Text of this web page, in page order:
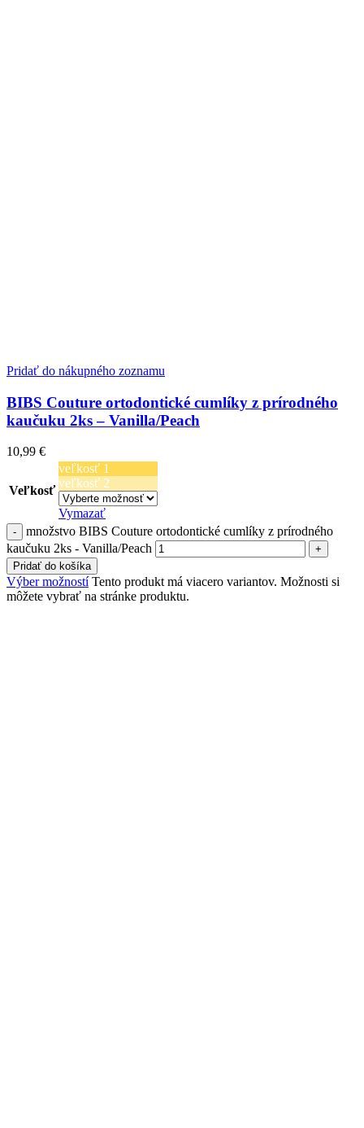
Pridať do nákupného zoznamu
BIBS Couture ortodontické cumlíky z prírodného
kaučuku 2ks – Vanilla/Peach
10,99 €
Veľkosť
veľkosť 1
veľkosť 2
Vymazať
množstvo BIBS Couture ortodontické cumlíky z prírodného
kaučuku 2ks - Vanilla/Peach
Pridať do košíka
Výber možností Tento produkt má viacero variantov. Možnosti si
môžete vybrať na stránke produktu.